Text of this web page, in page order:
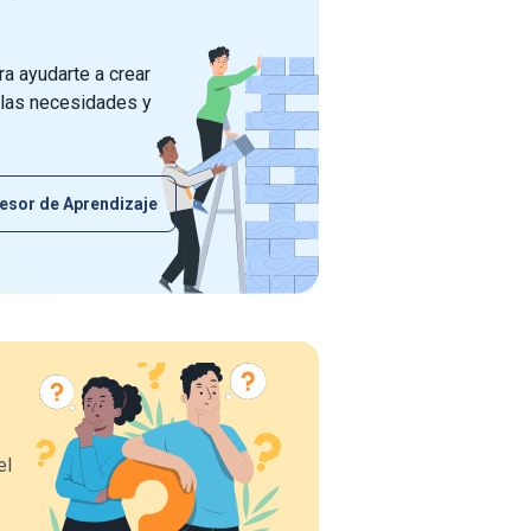
ayudarte a crear
necesidades y
de Aprendizaje